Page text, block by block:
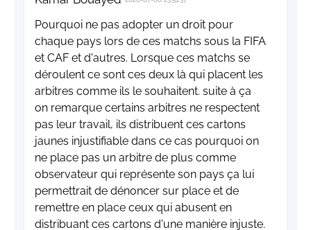
déroulent ce sont ces deux là qui placent les
arbitres comme ils le souhaitent. suite à ça
on remarque certains arbitres ne respectent
pas leur travail, ils distribuent ces cartons
jaunes injustifiable dans ce cas pourquoi on
ne place pas un arbitre de plus comme
observateur qui représente son pays ça lui
permettrait de dénoncer sur place et de
remettre en place ceux qui abusent en
distribuant ces cartons d'une manière injuste.
C'est l'arbitre qui représente son pays qui
doit se rendre vers la VAR accompagné de
l'arbitre principal pour voir si le carton jaune
ou rouge est justifié ou pas. Là c'est clair et